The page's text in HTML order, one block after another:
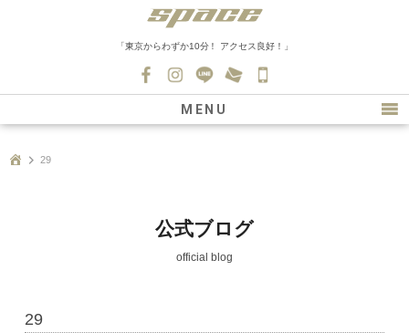
「東京からわずか10分！ アクセス良好！」
0139
MENU
新車情報
在庫車情報
29
公式ブログ
official blog
29